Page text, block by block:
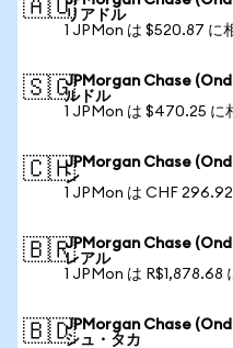
🇦🇺リアドル
1 JPMon は $520.87 に
🇸🇬JPMorgan Chase
ルドル
1 JPMon は $470.25 に
🇨🇭JPMorgan Chase
ン
1 JPMon は CHF
🇧🇷JPMorgan Chase
レアル
1 JPMon は R$1,878.68
🇧🇩JPMorgan Chase
シュ・タカ